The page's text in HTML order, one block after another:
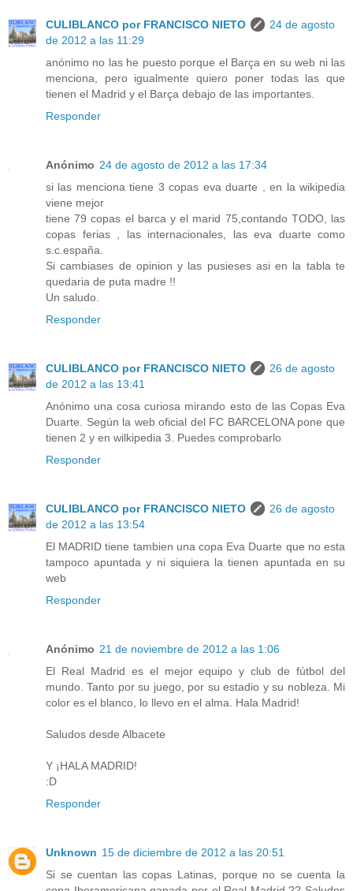
CULIBLANCO por FRANCISCO NIETO
24 de agosto
de 2012 a las 11:29
anónimo no las he puesto porque el Barça en su web ni las
menciona, pero igualmente quiero poner todas las que
tienen el Madrid y el Barça debajo de las importantes.
Responder
Anónimo 24 de agosto de 2012 a las 17:34
si las menciona tiene 3 copas eva duarte , en la wikipedia
viene mejor
tiene 79 copas el barca y el marid 75,contando TODO, las
copas ferias , las internacionales, las eva duarte como
s.c.españa.
Si cambiases de opinion y las pusieses asi en la tabla te
quedaria de puta madre !!
Un saludo.
Responder
CULIBLANCO por FRANCISCO NIETO
26 de agosto
de 2012 a las 13:41
Anónimo una cosa curiosa mirando esto de las Copas Eva
Duarte. Según la web oficial del FC BARCELONA pone que
tienen 2 y en wilkipedia 3. Puedes comprobarlo
Responder
CULIBLANCO por FRANCISCO NIETO
26 de agosto
de 2012 a las 13:54
El MADRID tiene tambien una copa Eva Duarte que no esta
tampoco apuntada y ni siquiera la tienen apuntada en su
web
Responder
Anónimo 21 de noviembre de 2012 a las 1:06
El Real Madrid es el mejor equipo y club de fútbol del
mundo. Tanto por su juego, por su estadio y su nobleza. Mi
color es el blanco, lo llevo en el alma. Hala Madrid!
Saludos desde Albacete
Y ¡HALA MADRID!
:D
Responder
Unknown 15 de diciembre de 2012 a las 20:51
Si se cuentan las copas Latinas, porque no se cuenta la